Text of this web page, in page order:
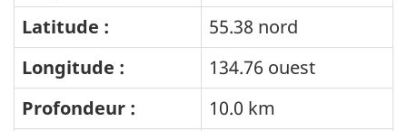
Latitude :
55.38 nord
Longitude :
134.76 ouest
Profondeur :
10.0 km